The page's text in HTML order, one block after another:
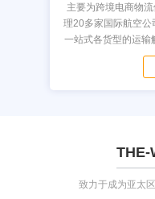
主要为跨境电商物
理20多家国际航空
一站式各货型的运输
城市均可提供上门
THE-
致力于成为亚太